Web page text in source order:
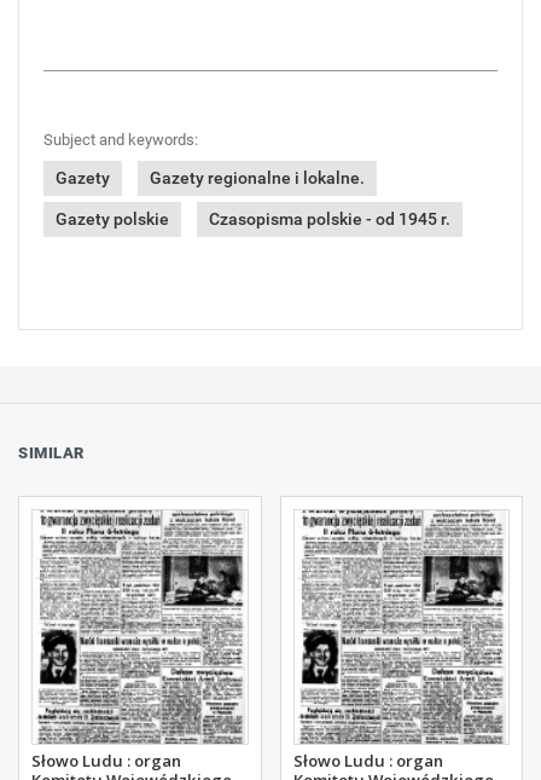
Subject and keywords:
Gazety Gazety regionalne i lokalne.
Gazety polskie Czasopisma polskie - od 1945 r.
SIMILAR
Słowo Ludu : organ
Słowo Ludu : organ